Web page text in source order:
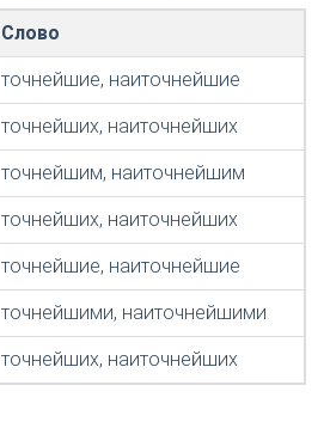
Слово
точнейшие, наиточнейшие
точнейших, наиточнейших
точнейшим, наиточнейшим
точнейших, наиточнейших
точнейшие, наиточнейшие
точнейшими, наиточнейшими
точнейших, наиточнейших